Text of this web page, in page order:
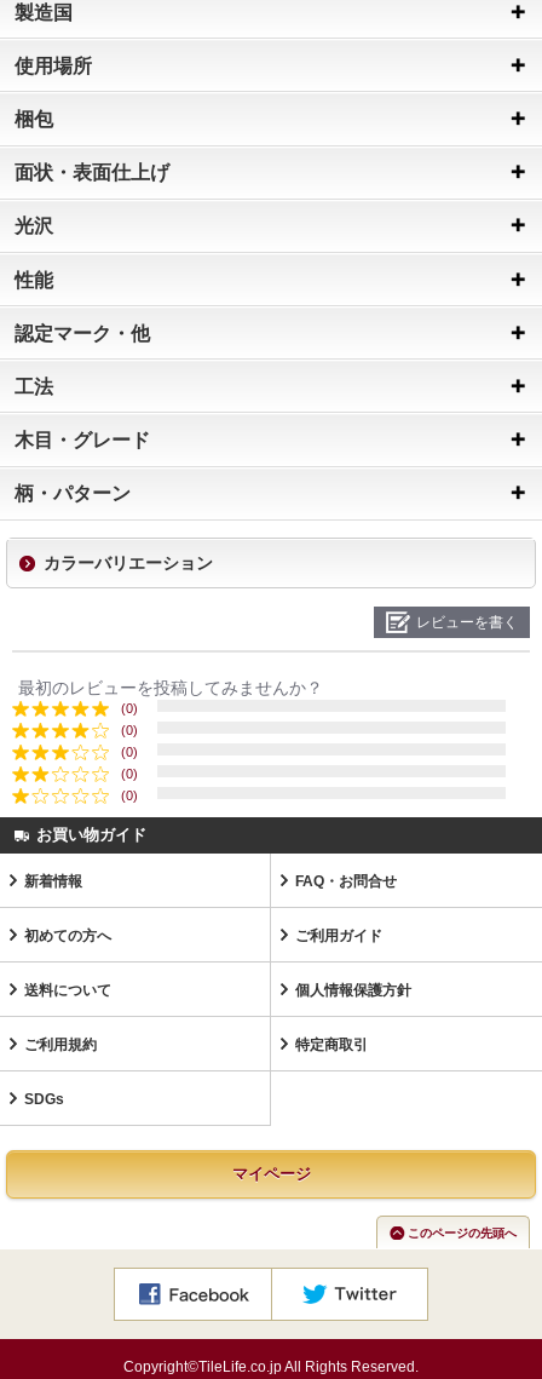
製造国
使用場所
梱包
面状・表面仕上げ
光沢
性能
認定マーク・他
工法
木目・グレード
柄・パターン
カラーバリエーション
レビューを書く
最初のレビューを投稿してみませんか？
(0)
(0)
(0)
(0)
(0)
お買い物ガイド
新着情報 FAQ・お問合せ
初めての方へ ご利用ガイド
送料について 個人情報保護方針
ご利用規約 特定商取引
SDGs
マイページ
このページの先頭へ
Copyright©TileLife.co.jp All Rights Reserved.